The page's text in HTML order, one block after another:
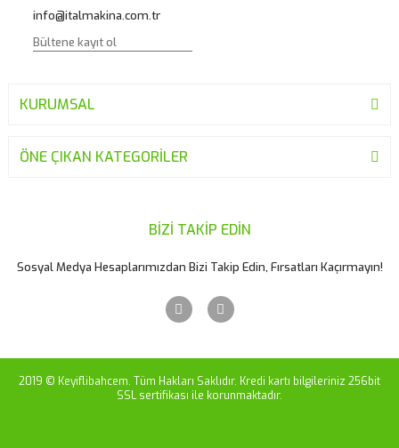
Bu ürüne benzer farklı alternatifler olmalı.
info@italmakina.com.tr
KURUMSAL
ÖNE ÇIKAN KATEGORİLER
BİZİ TAKİP EDİN
Sosyal Medya Hesaplarımızdan Bizi Takip Edin, Fırsatları Kaçırmayın!
2019 © Keyiflibahcem. Tüm Hakları Saklıdır. Kredi kartı bilgileriniz 256bit
SSL sertifikası ile korunmaktadır.